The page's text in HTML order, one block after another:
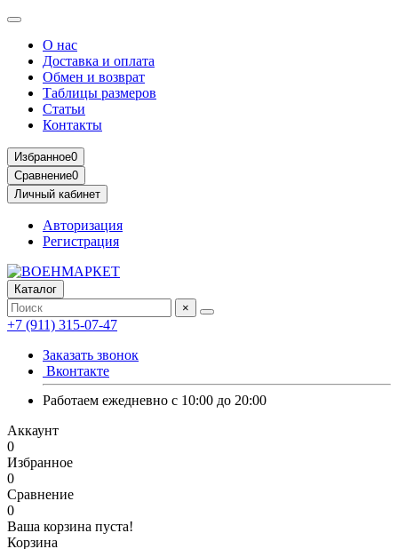
О нас
Доставка и оплата
Обмен и возврат
Таблицы размеров
Статьи
Контакты
Избранное0
Сравнение0
Личный кабинет
Авторизация
Регистрация
Каталог
×
+7 (911) 315-07-47
Заказать звонок
Вконтакте
Работаем ежедневно с 10:00 до 20:00
Аккаунт
0
Избранное
0
Сравнение
0
Ваша корзина пуста!
Корзина